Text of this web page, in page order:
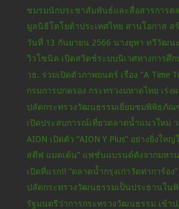
ชมรมนักประชาสัมพันธ์และสื่อสารการต
มูลนิธิโตโยต้าประเทศไทย สานโอกาส ส
วันที่ 13 กันยายน 2566 นางยุพา ทวีวัฒน
วิวโซนิค เปิดสวิตช์ระบบนิเวศทางการศึก
วธ. ร่วมเปิดตัวภาพยนตร์ เรื่อง "A Time
กรมการปกครอง กระทรวงมหาดไทย เร่ง
ปลัดกระทรวงวัฒนธรรมเยี่ยมชมพิพิธภัณ
เปิดประสบการณ์เที่ยวตลาดน้ำแนวใหม่
AION เปิดตัว “AION Y Plus” อย่างยิ่งให
สตีฟ แมดเด้น” แฟชั่นแบรนด์ดังจากมหา
เปิดที่แรก!! “ตลาดน้ำกรุงเก่าวัดท่าการ้อง
ปลัดกระทรวงวัฒนธรรมเป็นประธานใน
รัฐมนตรีว่าการกระทรวงวัฒนธรรม เข้า